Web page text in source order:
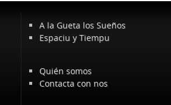
A la Gueta los Sueños
Espaciu y Tiempu
Quién somos
Contacta con nos